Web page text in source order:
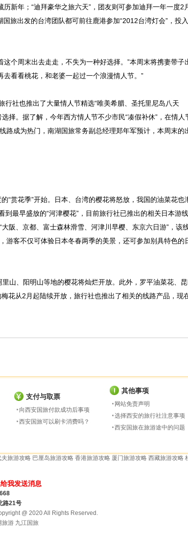
新年；“迪拜豪华之旅六天”，团友则可参加迪拜一年一度2
旅出发的台湾团队都可前往鹿港参加“2012台湾灯会”，投入
个周末出去走走，不失为一种好选择。”本周末将携妻带子
看看桃花，和老婆一起过一个浪漫情人节。”
社也推出了大量情人节精选“唯美希腊、圣托里尼岛八天
择。据了解，今年西方情人节不少市民“凑假补休”，在情人
路成为热门，南湖国旅常务副总经理郑年军预计，本周末的
赏花季”开始。日本、台湾的樱花将怒放，我国的油菜花也
最早盛放的“河津樱花”，目前旅行社已推出的相关日本游线
阪、京都、富士森林滑雪、河津川早樱、东京六日游”，该
游客不仅可体验日本冬春两季的美景，还可参加别具特色的
、阳明山等地的樱花将灿烂开放。此外，罗平油菜花、昆
花从2月起陆续开放，旅行社也推出了相关的线路产品，现
支付与取票
向西安国旅付款成功后事项
西安国旅可以刷卡消费吗？
其他事项
网站免责声明
选择西安的旅行社注意事项
西安国旅在旅游途中的问题
夫旅游攻略 巴厘岛旅游攻略 香港旅游攻略 厦门旅游攻略 西藏旅游攻略
路21号
@ 2020 All Rights Reserved.
旅游 九江国旅